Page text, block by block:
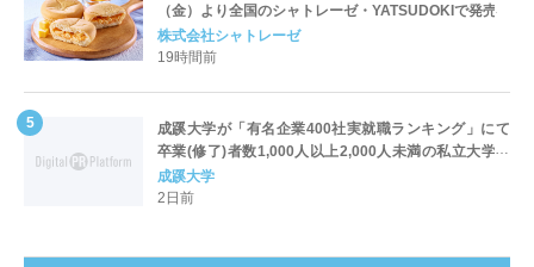
（金）より全国のシャトレーゼ・YATSUDOKIで発売
株式会社シャトレーゼ
19時間前
成蹊大学が「有名企業400社実就職ランキング」にて
卒業(修了)者数1,000人以上2,000人未満の私立大学で
全国第1位を獲得！～実就職率は26.5%（前年比＋
4.3pt）に伸長、東京の私立大学でも10位にランクイン
成蹊大学
2日前